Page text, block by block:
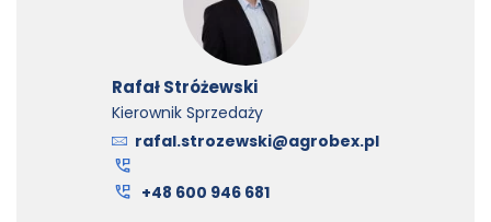
Rafał Stróżewski
Kierownik Sprzedaży
rafal.strozewski@agrobex.pl
+48 600 946 681